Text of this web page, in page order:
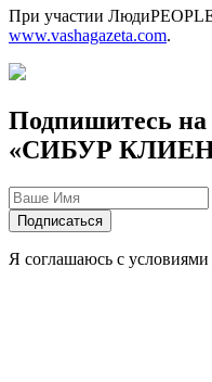
При участии
www.vashagazeta.com.
Подпишитесь
«СИБУР
Я соглашаюсь с условиями